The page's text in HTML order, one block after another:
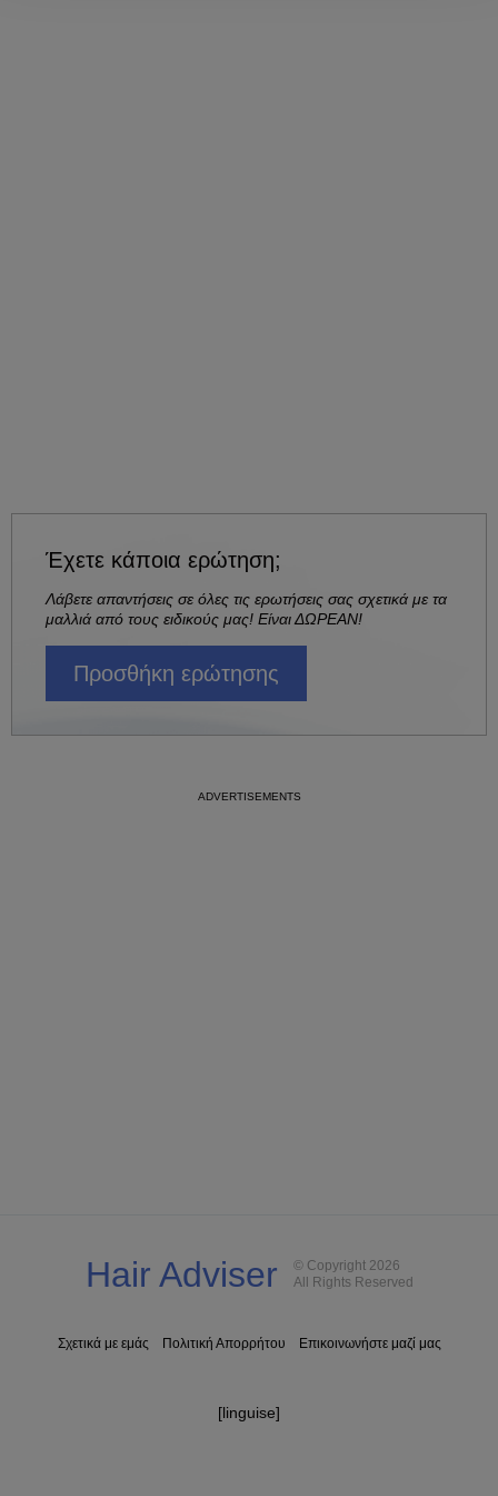
Έχετε κάποια ερώτηση;
Λάβετε απαντήσεις σε όλες τις ερωτήσεις σας σχετικά με τα
μαλλιά από τους ειδικούς μας! Είναι ΔΩΡΕΑΝ!
Προσθήκη ερώτησης
Hair Adviser
© Copyright 2026
All Rights Reserved
Σχετικά με εμάς Πολιτική Απορρήτου Επικοινωνήστε μαζί μας
[linguise]